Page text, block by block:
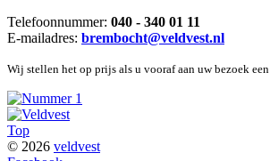
Telefoonnummer: 040 - 340 01 11
E-mailadres: brembocht@veldvest.nl
Wij stellen het op prijs als u vooraf aan uw bezoek een
Top
© 2026 veldvest